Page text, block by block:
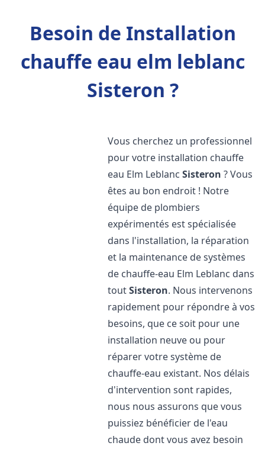
Besoin de Installation
chauffe eau elm leblanc
Sisteron ?
Vous cherchez un professionnel
pour votre installation chauffe
eau Elm LeblancSisteron ? Vous
êtes au bon endroit ! Notre
équipe de plombiers
expérimentés est spécialisée
dans l'installation, la réparation
et la maintenance de systèmes
de chauffe-eau Elm Leblanc dans
toutSisteron. Nous intervenons
rapidement pour répondre à vos
besoins, que ce soit pour une
installation neuve ou pour
réparer votre système de
chauffe-eau existant. Nos délais
d'intervention sont rapides,
nous nous assurons que vous
puissiez bénéficier de l'eau
chaude dont vous avez besoin